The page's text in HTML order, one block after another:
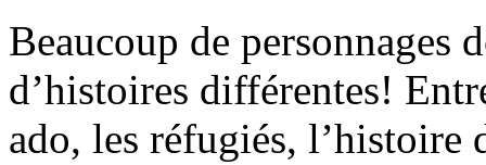
Beaucoup de personnages
d’histoires différentes!
ado, les réfugiés,